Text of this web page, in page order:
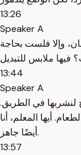
13:26
Speaker A
وإلا فلست بحاجة
13:44
Speaker A
في الطريق.
أيها المعلم، أنا
أيضًا جاهز.
13:57